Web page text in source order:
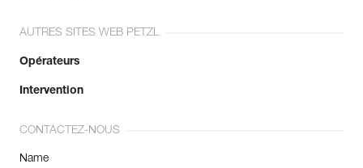
AUTRES SITES WEB PETZL
Opérateurs
Intervention
CONTACTEZ-NOUS
Name